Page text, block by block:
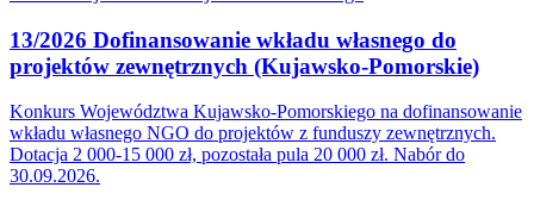
13/2026 Dofinansowanie wkładu własnego do
projektów zewnętrznych (Kujawsko-Pomorskie)
Konkurs Województwa Kujawsko-Pomorskiego na dofinansowanie
wkładu własnego NGO do projektów z funduszy zewnętrznych.
Dotacja 2 000-15 000 zł, pozostała pula 20 000 zł. Nabór do
30.09.2026.